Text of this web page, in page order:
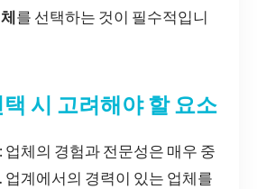
를 선택하는 것이 필수적입니
시 고려해야 할 요소
업체의 경험과 전문성은 매우 중
업계에서의 경력이 있는 업체를